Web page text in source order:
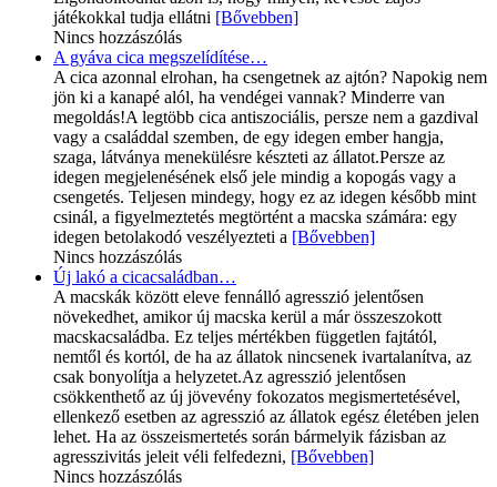
játékokkal tudja ellátni [Bővebben]
Nincs hozzászólás
A gyáva cica megszelídítése…
A cica azonnal elrohan, ha csengetnek az ajtón? Napokig nem
jön ki a kanapé alól, ha vendégei vannak? Minderre van
megoldás!A legtöbb cica antiszociális, persze nem a gazdival
vagy a családdal szemben, de egy idegen ember hangja,
szaga, látványa menekülésre készteti az állatot.Persze az
idegen megjelenésének első jele mindig a kopogás vagy a
csengetés. Teljesen mindegy, hogy ez az idegen később mint
csinál, a figyelmeztetés megtörtént a macska számára: egy
idegen betolakodó veszélyezteti a [Bővebben]
Nincs hozzászólás
Új lakó a cicacsaládban…
A macskák között eleve fennálló agresszió jelentősen
növekedhet, amikor új macska kerül a már összeszokott
macskacsaládba. Ez teljes mértékben független fajtától,
nemtől és kortól, de ha az állatok nincsenek ivartalanítva, az
csak bonyolítja a helyzetet.Az agresszió jelentősen
csökkenthető az új jövevény fokozatos megismertetésével,
ellenkező esetben az agresszió az állatok egész életében jelen
lehet. Ha az összeismertetés során bármelyik fázisban az
agresszivitás jeleit véli felfedezni, [Bővebben]
Nincs hozzászólás